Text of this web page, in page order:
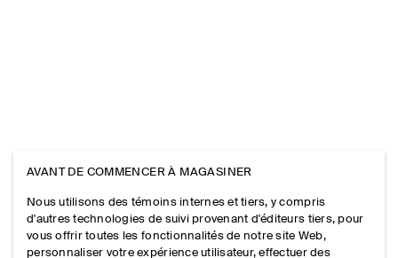
AVANT DE COMMENCER À MAGASINER
Nous utilisons des témoins internes et tiers, y compris
d'autres technologies de suivi provenant d'éditeurs tiers, pour
vous offrir toutes les fonctionnalités de notre site Web,
personnaliser votre expérience utilisateur, effectuer des